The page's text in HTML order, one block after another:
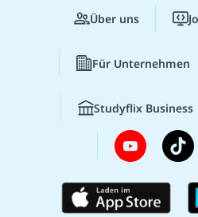
Über uns
Für Unternehmen
Studyflix Business